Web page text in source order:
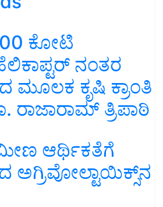
ಕೋಟಿ
ನಂತರ
ಕೃಷಿ ಕ್ರಾಂತಿ
ರಾಜಾರಾಮ್ ತ್ರಿಪಾಠಿ
ಆರ್ಥಿಕತೆಗೆ
ಅಗ್ರಿವೋಲ್ಟಾಯಿಕ್ಸ್‌ನ